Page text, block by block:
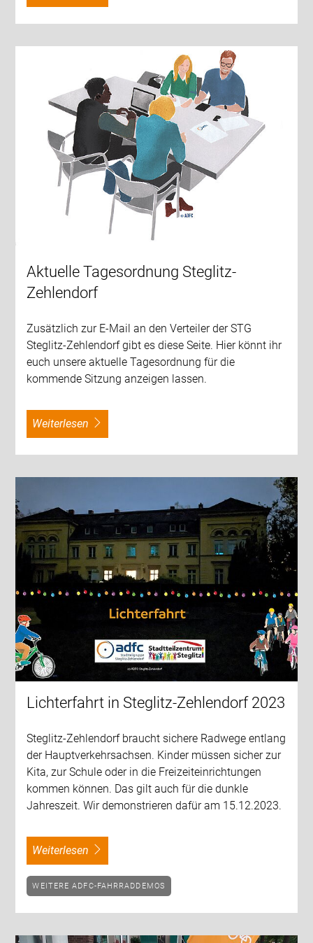
Aktuelle Tagesordnung Steglitz-
Zehlendorf
Zusätzlich zur E-Mail an den Verteiler der STG
Steglitz-Zehlendorf gibt es diese Seite. Hier könnt ihr
euch unsere aktuelle Tagesordnung für die
kommende Sitzung anzeigen lassen.
weiterlesen
Lichterfahrt in Steglitz-Zehlendorf 2023
Steglitz-Zehlendorf braucht sichere Radwege entlang
der Hauptverkehrsachsen. Kinder müssen sicher zur
Kita, zur Schule oder in die Freizeiteinrichtungen
kommen können. Das gilt auch für die dunkle
Jahreszeit. Wir demonstrieren dafür am 15.12.2023.
weiterlesen
WEITERE ADFC-FAHRRADDEMOS